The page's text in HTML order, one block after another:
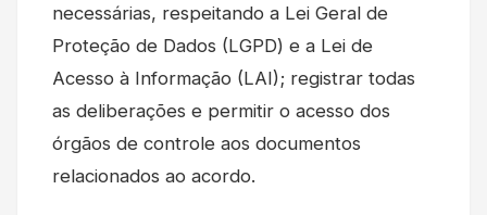
necessárias, respeitando a Lei Geral de
Proteção de Dados (LGPD) e a Lei de
Acesso à Informação (LAI); registrar todas
as deliberações e permitir o acesso dos
órgãos de controle aos documentos
relacionados ao acordo.